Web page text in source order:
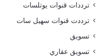
ترددات قنوات يوتلسات
ترددت قنوات سهيل سات
تسويق
تسويق عقاري